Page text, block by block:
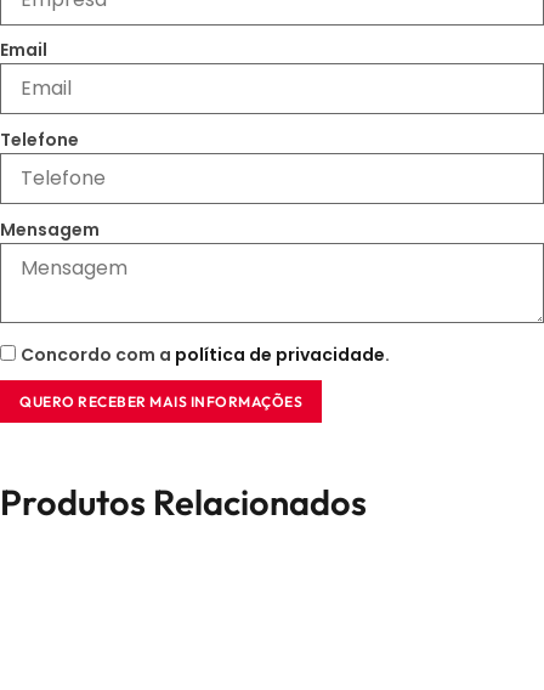
Email
Telefone
Mensagem
Concordo com a política de privacidade.
QUERO RECEBER MAIS INFORMAÇÕES
Produtos Relacionados